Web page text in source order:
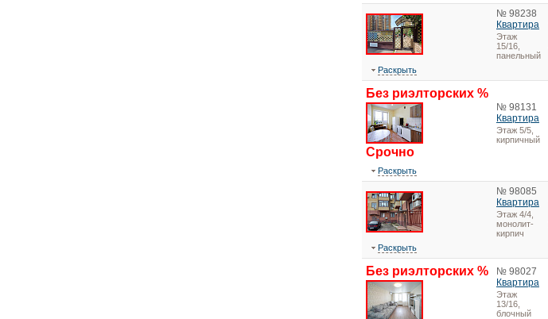
№ 98238
Квартира
Этаж
15/16,
панельный
Раскрыть
Без риэлторских %
Срочно
№ 98131
Квартира
Этаж 5/5,
кирпичный
Раскрыть
№ 98085
Квартира
Этаж 4/4,
монолит-
кирпич
Раскрыть
Без риэлторских %
№ 98027
Квартира
Этаж
13/16,
блочный